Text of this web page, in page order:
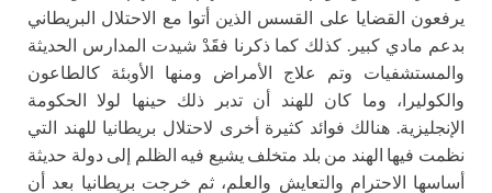
يرفعون القضايا على القسس الذين أتوا مع الاحتلال البريطاني
بدعم مادي كبير. كذلك كما ذكرنا فقََدْ شيدت المدارس الحديثة
والمستشفيات وتم علاج الأمراض ومنها الأوبئة كالطاعون
والكوليرا، وما كان للهند أن تدبر ذلك حينها لولا الحكومة
الإنجليزية. هنالك فوائد كثيرة أخرى لاحتلال بريطانيا للهند التي
نظمت فيها الهند من بلد متخلف يشيع فيه الظلم إلى دولة حديثة
أساسها الاحترام والتعايش والعلم، ثم خرجت بريطانيا بعد أن